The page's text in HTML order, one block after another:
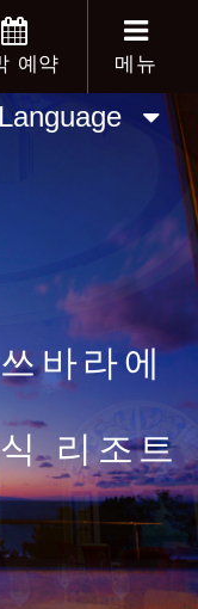
Language
예약 메뉴
바라에
리조트